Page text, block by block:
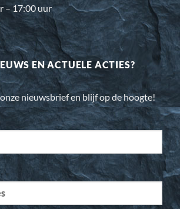
– 17:00 uur
EN ACTUELE ACTIES?
nieuwsbrief en blijf op de hoogte!